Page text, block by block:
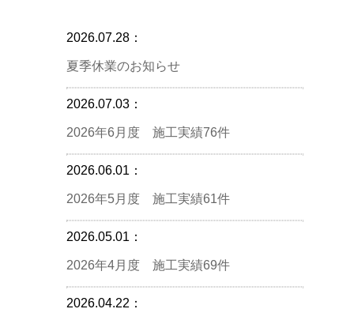
2026.07.28：
夏季休業のお知らせ
2026.07.03：
2026年6月度 施工実績76件
2026.06.01：
2026年5月度 施工実績61件
2026.05.01：
2026年4月度 施工実績69件
2026.04.22：